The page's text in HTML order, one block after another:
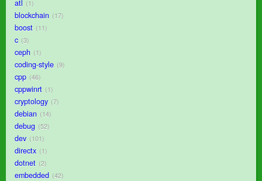
atl 1
blockchain 17
boost 11
c 3
ceph 1
coding-style 9
cpp 46
cppwinrt 1
cryptology 7
debian 14
debug 52
dev 101
directx 1
dotnet 2
embedded 42